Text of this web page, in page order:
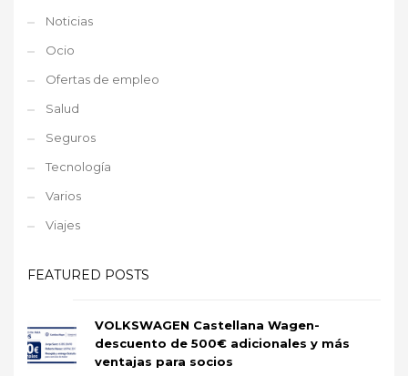
Noticias
Ocio
Ofertas de empleo
Salud
Seguros
Tecnología
Varios
Viajes
FEATURED POSTS
VOLKSWAGEN Castellana Wagen-
descuento de 500€ adicionales y más
ventajas para socios